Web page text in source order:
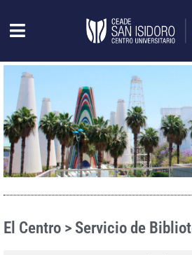
El Centro > Servicio de